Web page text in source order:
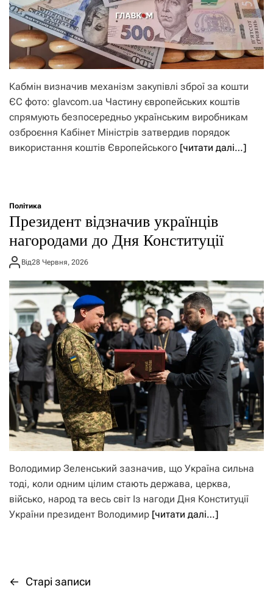
Кабмін визначив механізм закупівлі зброї за кошти
ЄС фото: glavcom.ua Частину європейських коштів
спрямують безпосередньо українським виробникам
озброєння Кабінет Міністрів затвердив порядок
використання коштів Європейського [читати далі…]
Політика
Президент відзначив українців
нагородами до Дня Конституції
Від28 Червня, 2026
Володимир Зеленський зазначив, що Україна сильна
тоді, коли одним цілим стають держава, церква,
військо, народ та весь світ Із нагоди Дня Конституції
України президент Володимир [читати далі…]
Н
← Старі записи